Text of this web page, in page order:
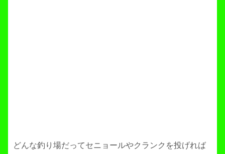
どんな釣り場だってセニョールやクランクを投げれば